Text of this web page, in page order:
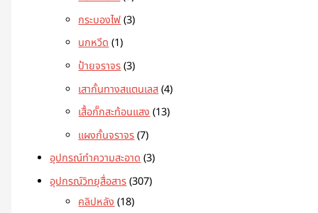
กระบองไฟ 3
นกหวีด 1
ป้ายจราจร 3
เสากั้นทางสแตนเลส 4
เสื้อกั๊กสะท้อนแสง 13
แผงกั้นจราจร 7
อุปกรณ์ทำความสะอาด 3
อุปกรณ์วิทยุสื่อสาร 307
คลิปหลัง 18